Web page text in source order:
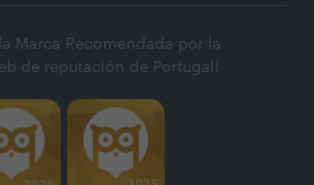
Marca Recomendada por la
de reputación de Portugal!